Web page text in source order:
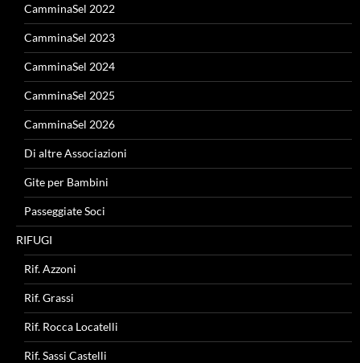
CamminaSel 2022
CamminaSel 2023
CamminaSel 2024
CamminaSel 2025
CamminaSel 2026
Di altre Associazioni
Gite per Bambini
Passeggiate Soci
RIFUGI
Rif. Azzoni
Rif. Grassi
Rif. Rocca Locatelli
Rif. Sassi Castelli